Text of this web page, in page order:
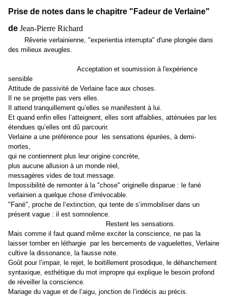
Prise de notes dans le chapitre "Fadeur de Verlaine"
de Jean-Pierre Richard
Rêverie verlainienne, "experientia interrupta" d'une plongée dans
des milieux aveugles.
Acceptation et soumission à l'expérience
sensible
Attitude de passivité de Verlaine face aux choses.
Il ne se projette pas vers elles.
Il attend tranquillement qu’elles se manifestent à lui.
Et quand enfin elles l’atteignent, elles sont affaiblies, atténuées par les
étendues qu’elles ont dû parcourir.
Verlaine a une préférence pour les sensations épurées, à demi-
mortes,
qui ne contiennent plus leur origine concrète,
plus aucune allusion à un monde réel,
messagères vides de tout message.
Impossibilité de remonter à la "chose" originelle disparue : le fané
verlainien a quelque chose d’irrévocable.
"Fané", proche de l’extinction, qui tente de s’immobiliser dans un
présent vague : il est somnolence.
Restent les sensations.
Mais comme il faut quand même exciter la conscience, ne pas la
laisser tomber en léthargie par les bercements de vaguelettes, Verlaine
cultive la dissonance, la fausse note.
Goût pour l’impair, le rejet, le boitillement prosodique, le déhanchement
syntaxique, esthétique du mot impropre qui explique le besoin profond
de réveiller la conscience.
Mariage du vague et de l’aigu, jonction de l’indécis au précis.